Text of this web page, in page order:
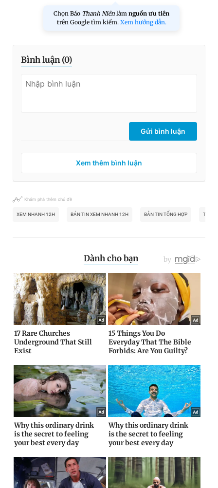
Chọn Báo Thanh Niên làm nguồn ưu tiên
trên Google tìm kiếm. Xem hướng dẫn.
Bình luận (0)
Gửi bình luận
Xem thêm bình luận
Khám phá thêm chủ đề
XEM NHANH 12H BẢN TIN XEM NHANH 12H BẢN TIN TỔNG HỢP THẢM